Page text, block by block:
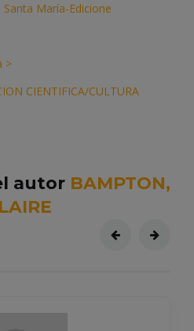
Santa María-Edicione
>
CIENTIFICA/CULTURA
autor BAMPTON,